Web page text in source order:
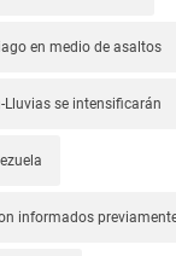
en medio de asaltos
se intensificarán
informados